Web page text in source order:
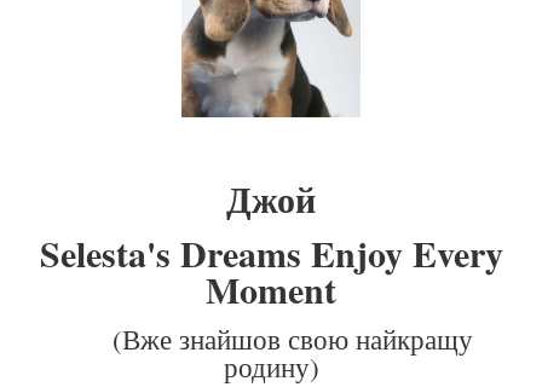
Джой
Selesta's Dreams Enjoy Every
Moment
(Вже знайшов свою найкращу
родину)